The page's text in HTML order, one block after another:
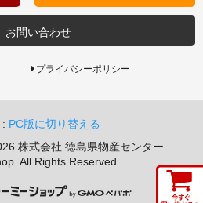
お問い合わせ
プライバシーポリシー
PC版に切り替える
株式会社 徳島県物産センター
All Rights Reserved.